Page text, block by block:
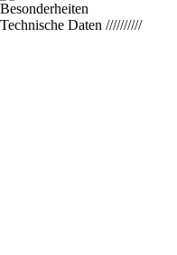
Besonderheiten
Technische Daten //////////